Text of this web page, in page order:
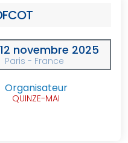
novembre 2025
Paris - France
Organisateur
QUINZE-MAI